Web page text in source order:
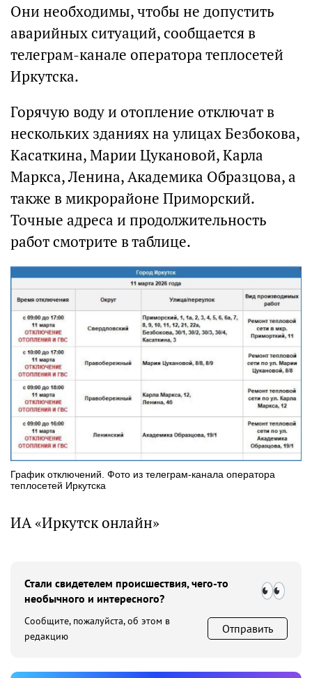
Они необходимы, чтобы не допустить
аварийных ситуаций, сообщается в
телеграм-канале оператора теплосетей
Иркутска.
Горячую воду и отопление отключат в
нескольких зданиях на улицах Безбокова,
Касаткина, Марии Цукановой, Карла
Маркса, Ленина, Академика Образцова, а
также в микрорайоне Приморский.
Точные адреса и продолжительность
работ смотрите в таблице.
График отключений. Фото из телеграм-канала оператора
теплосетей Иркутска
ИА «Иркутск онлайн»
Стали свидетелем происшествия, чего-то
необычного и интересного?
Сообщите, пожалуйста, об этом в
редакцию
Отправить